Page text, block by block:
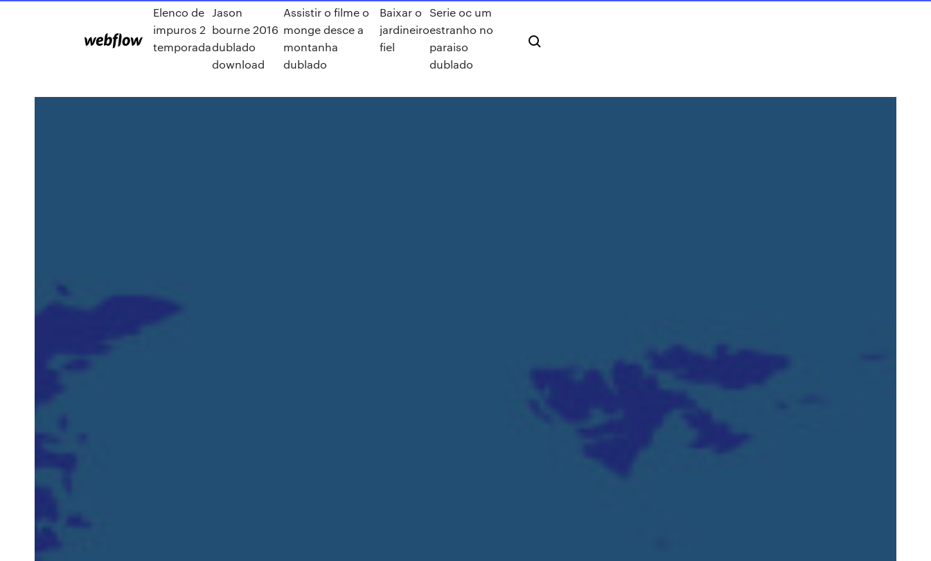
Elenco de
impuros 2
temporada
Jason
bourne 2016
dublado
download
Assistir o filme o
monge desce a
montanha
dublado
Baixar o
jardineiro
fiel
Serie oc um
estranho no
paraiso
dublado